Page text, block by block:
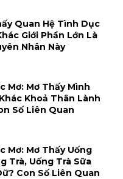
Quan Hệ Tình Dục
Giới Phần Lớn Là
Nhân Này
Mơ: Mơ Thấy Mình
Khoả Thân Lành
Số Liên Quan
Mơ: Mơ Thấy Uống
Trà, Uống Trà Sữa
Con Số Liên Quan